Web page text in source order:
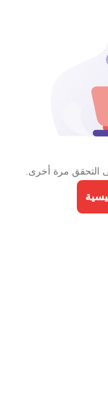
التحقق مرة أخرى.